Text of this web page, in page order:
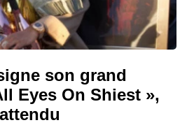
son grand
Eyes On Shiest »,